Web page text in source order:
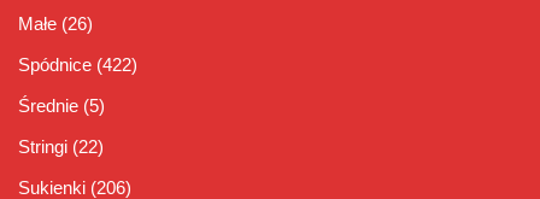
Małe (26)
Spódnice (422)
Średnie (5)
Stringi (22)
Sukienki (206)